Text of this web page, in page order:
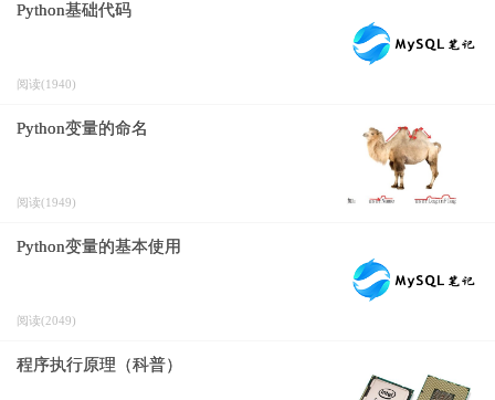
Python基础代码
阅读(1940)
Python变量的命名
阅读(1949)
Python变量的基本使用
阅读(2049)
程序执行原理（科普）